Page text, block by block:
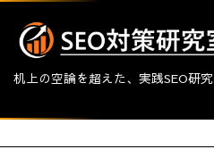
机上の空論を超えた、実践SEO研究